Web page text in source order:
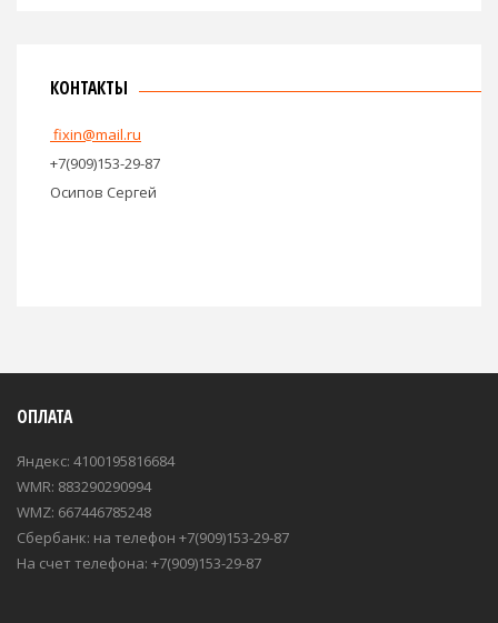
КОНТАКТЫ
fixin@mail.ru
+7(909)153-29-87
Осипов Сергей
ОПЛАТА
Яндекс: 4100195816684
WMR: 883290290994
WMZ: 667446785248
Сбербанк: на телефон +7(909)153-29-87
На счет телефона: +7(909)153-29-87